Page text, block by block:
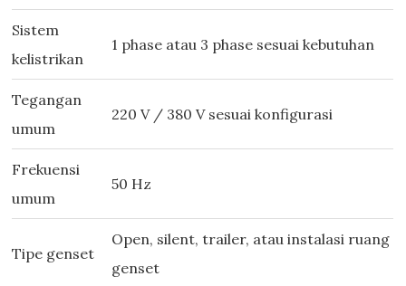
Sistem
kelistrikan
1 phase atau 3 phase sesuai kebutuhan
Tegangan
umum
220 V / 380 V sesuai konfigurasi
Frekuensi
umum
50 Hz
Tipe genset
Open, silent, trailer, atau instalasi ruang
genset